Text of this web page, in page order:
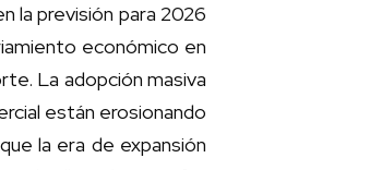
la previsión para 2026
económico en
La adopción masiva
están erosionando
la era de expansión